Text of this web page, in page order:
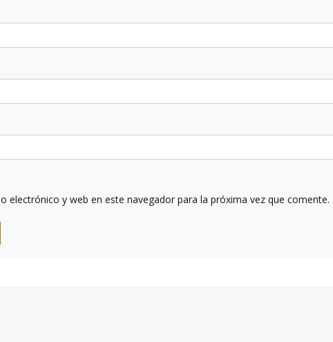
electrónico y web en este navegador para la próxima vez que comente.